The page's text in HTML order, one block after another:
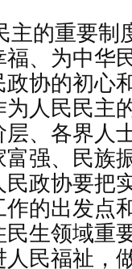
主的重要
、为中华
协的初心
人民民主
层、各界人
强、民族
政协要把
作的出发点
生领域重
民福祉，